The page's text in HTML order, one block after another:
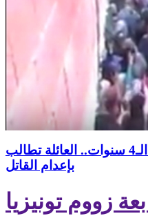
فيديو : خلال جنازة طفل الـ4 سنوات.. العائلة تطالب
بإعدام القاتل
زووم تونيزيا